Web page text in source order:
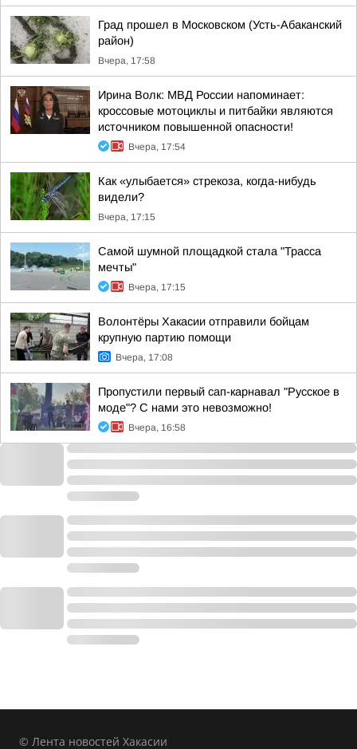
Град прошел в Московском (Усть-Абаканский
район)
Вчера, 17:58
Ирина Волк: МВД России напоминает:
кроссовые мотоциклы и питбайки являются
источником повышенной опасности!
Вчера, 17:54
Как «улыбается» стрекоза, когда-нибудь
видели?
Вчера, 17:15
Самой шумной площадкой стала "Трасса
мечты"
Вчера, 17:15
Волонтёры Хакасии отправили бойцам
крупную партию помощи
Вчера, 17:08
Пропустили первый сап-карнавал "Русское в
моде"? С нами это невозможно!
Вчера, 16:58
© Лента новостей Хакасии